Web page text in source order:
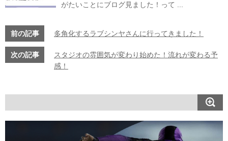
がたいことにブログ見ました！って ...
前の記事 多角化するラブシンヤさんに行ってきました！
次の記事
スタジオの雰囲気が変わり始めた！流れが変わる予
感！